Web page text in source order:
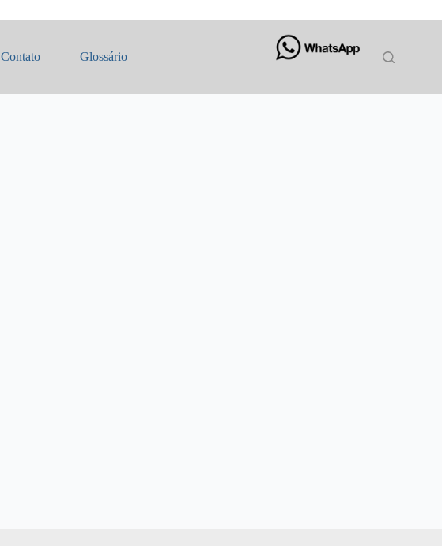
Contato Glossário